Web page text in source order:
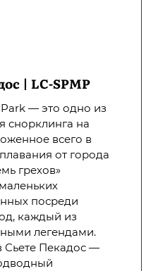
| LC-SPMP
— это одно из
снорклинга на
всего в
от города
грехов»
посреди
каждый из
легендами.
Сьете Пекадос —